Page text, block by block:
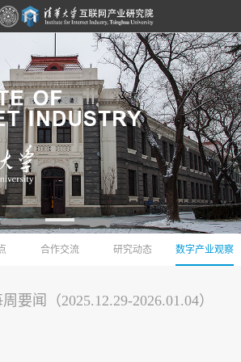
合作交流 研究动态 数字产业观察
要闻（2025.12.29-2026.01.04）